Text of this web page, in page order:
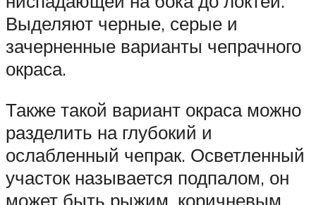
Выделяют черные, серые и
зачерненные варианты чепрачного
окраса.
Также такой вариант окраса можно
разделить на глубокий и
ослабленный чепрак. Осветленный
участок называется подпалом, он
может быть рыжим, коричневым,